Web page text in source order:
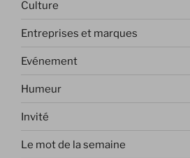
Culture
Entreprises et marques
Evénement
Humeur
Invité
Le mot de la semaine